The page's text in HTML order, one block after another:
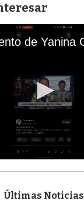
Últimas Noticias